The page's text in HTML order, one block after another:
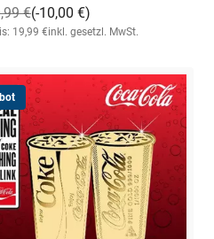
(-10,00 €)
€
19,99 €inkl. gesetzl. MwSt.